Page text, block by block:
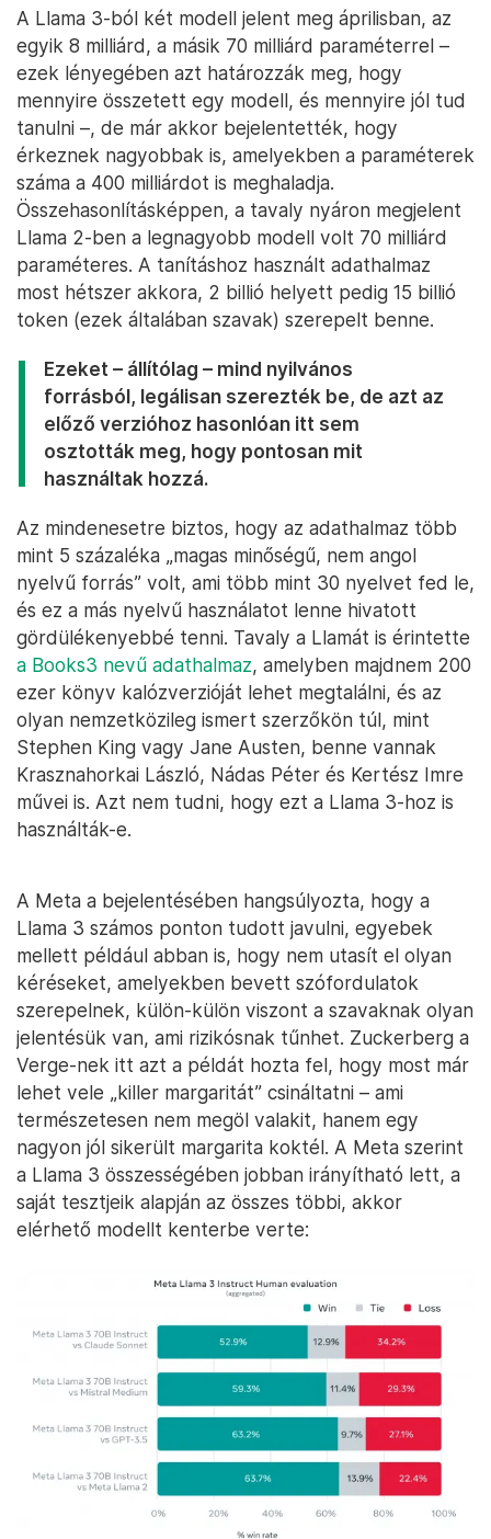
A Llama 3-ból két modell jelent meg áprilisban, az
egyik 8 milliárd, a másik 70 milliárd paraméterrel –
ezek lényegében azt határozzák meg, hogy
mennyire összetett egy modell, és mennyire jól tud
tanulni –, de már akkor bejelentették, hogy
érkeznek nagyobbak is, amelyekben a paraméterek
száma a 400 milliárdot is meghaladja.
Összehasonlításképpen, a tavaly nyáron megjelent
Llama 2-ben a legnagyobb modell volt 70 milliárd
paraméteres. A tanításhoz használt adathalmaz
most hétszer akkora, 2 billió helyett pedig 15 billió
token (ezek általában szavak) szerepelt benne.
Ezeket – állítólag – mind nyilvános
forrásból, legálisan szerezték be, de azt az
előző verzióhoz hasonlóan itt sem
osztották meg, hogy pontosan mit
használtak hozzá.
Az mindenesetre biztos, hogy az adathalmaz több
mint 5 százaléka „magas minőségű, nem angol
nyelvű forrás” volt, ami több mint 30 nyelvet fed le,
és ez a más nyelvű használatot lenne hivatott
gördülékenyebbé tenni. Tavaly a Llamát is érintette
a Books3 nevű adathalmaz, amelyben majdnem 200
ezer könyv kalózverzióját lehet megtalálni, és az
olyan nemzetközileg ismert szerzőkön túl, mint
Stephen King vagy Jane Austen, benne vannak
Krasznahorkai László, Nádas Péter és Kertész Imre
művei is. Azt nem tudni, hogy ezt a Llama 3-hoz is
használták-e.
A Meta a bejelentésében hangsúlyozta, hogy a
Llama 3 számos ponton tudott javulni, egyebek
mellett például abban is, hogy nem utasít el olyan
kéréseket, amelyekben bevett szófordulatok
szerepelnek, külön-külön viszont a szavaknak olyan
jelentésük van, ami rizikósnak tűnhet. Zuckerberg a
Verge-nek itt azt a példát hozta fel, hogy most már
lehet vele „killer margaritát” csináltatni – ami
természetesen nem megöl valakit, hanem egy
nagyon jól sikerült margarita koktél. A Meta szerint
a Llama 3 összességében jobban irányítható lett, a
saját tesztjeik alapján az összes többi, akkor
elérhető modellt kenterbe verte: